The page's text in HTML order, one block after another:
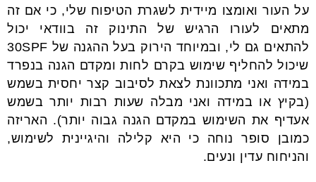
על העור ואומצו מיידית לשגרת הטיפוח שלי, כי אם זה
מתאים לעורו הרגיש של התינוק זה בוודאי יכול
להתאים גם לי, ובמיוחד הירוק בעל ההגנה של 30SPF
שיכול להחליף שימוש בקרם לחות ומקדם הגנה בנפרד
במידה ואני מתכוונת לצאת לסיבוב קצר יחסית בשמש
(בקיץ או במידה ואני מבלה שעות רבות יותר בשמש
אעדיף את השימוש במקדם הגנה גבוה יותר). האריזה
כמובן סופר נוחה כי היא קלילה והיגיינית לשימוש,
והניחוח עדין ונעים.